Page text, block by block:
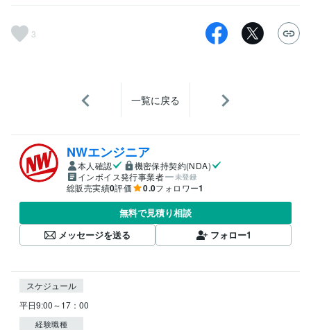
3
一覧に戻る
NWエンジニア
本人確認
機密保持契約(NDA)
インボイス発行事業者
未登録
総販売実績0評価 0.0フォロワー1
無料で見積り相談
メッセージを送る
フォロー1
スケジュール
平日9:00～17：00
経験職種